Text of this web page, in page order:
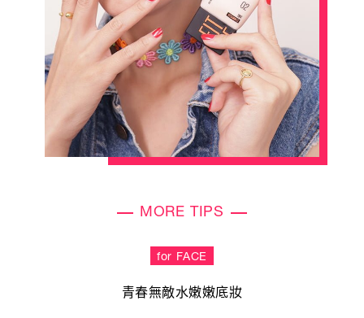
MORE TIPS
for FACE
青春無敵水嫩嫩底妝